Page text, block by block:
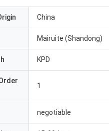
China
Mairuite (Shandong)
KPD
1
negotiable